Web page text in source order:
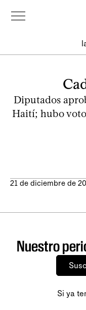
Diputados
Haití; hubo
21 de diciembre de
Nuestro
Si ya